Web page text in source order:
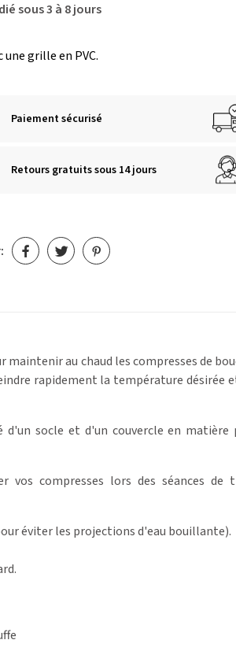
sous 3 à 8 jours
une grille en PVC.
Paiement sécurisé
Retours gratuits sous 14 jours
au chaud les compresses de
rapidement la température désirée
socle et d'un couvercle en
compresses lors des séances de
éviter les projections d'eau bouillante).